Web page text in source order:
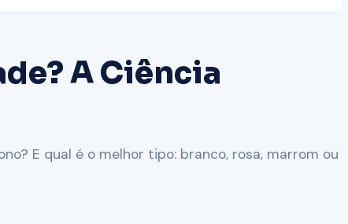
A Ciência
E qual é o melhor tipo: branco, rosa, marrom ou